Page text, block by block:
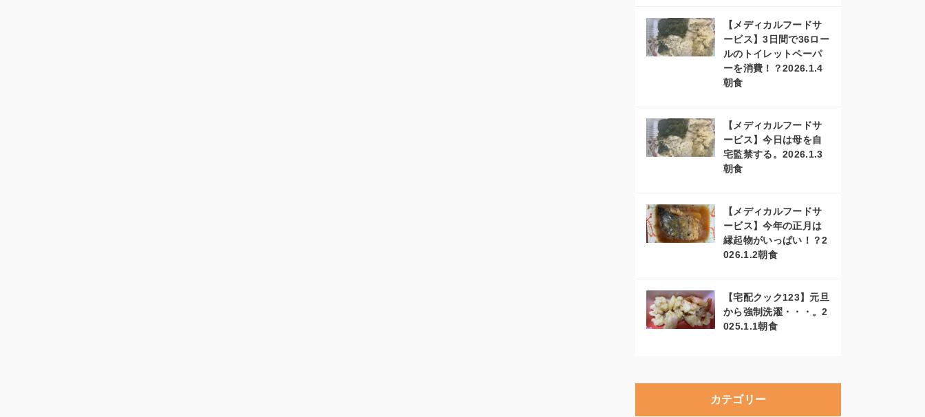
【メディカルフードサ
ービス】3日間で36ロー
ルのトイレットペーパ
ーを消費！？2026.1.4
朝食
【メディカルフードサ
ービス】今日は母を自
宅監禁する。2026.1.3
朝食
【メディカルフードサ
ービス】今年の正月は
縁起物がいっぱい！？2
026.1.2朝食
【宅配クック123】元旦
から強制洗濯・・・。2
025.1.1朝食
カテゴリー